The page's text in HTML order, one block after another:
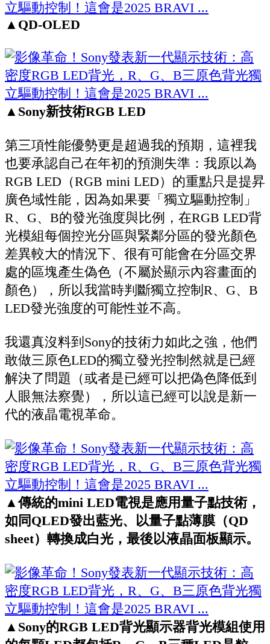
▲ QD-OLED
▲ Sony新技術RGB LED
第三項性能優勢更是超過我的預期，這裡我
也要承認自己在年初的預測失準：我原以為
RGB LED（RGB mini LED）的重點只是提昇
廣色域性能，因為如果要「獨立驅動控制」
R、G、B的發光強度與比例，在RGB LED背
光模組每個控光分區與緊鄰分區的發光顏色
差異較大的情況下、很有可能會在分區交界
處的區塊產生偽色（不屬於顯示內容畫面的
顏色），所以我當時判斷獨立控制R、G、B
LED發光強度的可能性並不高。
我還真沒料到Sony的技術力如此之強，他們
敢做三原色LED的獨立發光控制然就是已經
解決了問題（或者是已經可以把偽色降低到
人眼無法察覺），所以這已經可以說是新一
代的液晶電視革命。
▲傳統的mini LED電視是應用量子點技術，
如同QLED發出藍光、以量子點薄膜（QD
sheet）轉換成白光，最後以液晶面板顯示。
▲ Sony的RGB LED背光顯示器背光模組使用